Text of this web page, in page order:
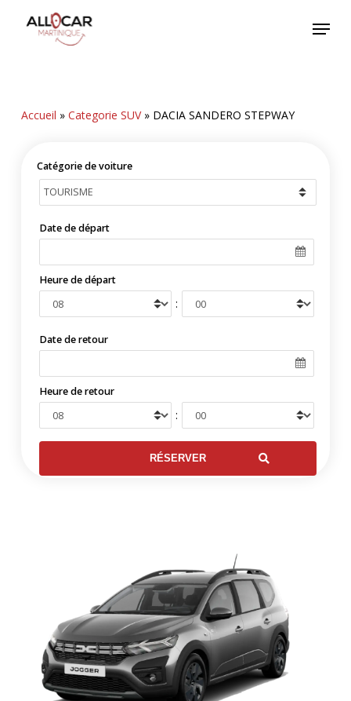
Menu
Accueil » Categorie SUV» DACIA SANDERO STEPWAY
Catégorie de voiture
Date de départ
Heure de départ
:
Date de retour
Heure de retour
: